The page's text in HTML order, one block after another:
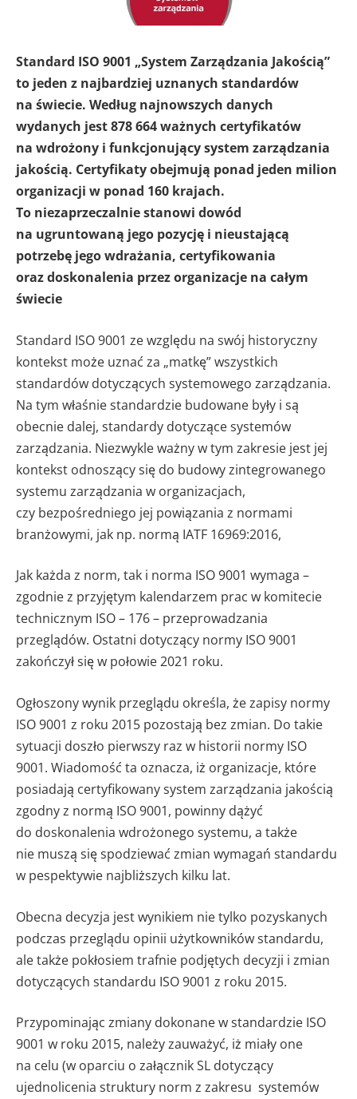
Standard ISO 9001 „System Zarządzania Jakością”
to jeden z najbardziej uznanych standardów
na świecie. Według najnowszych danych
wydanych jest 878 664 ważnych certyfikatów
na wdrożony i funkcjonujący system zarządzania
jakością. Certyfikaty obejmują ponad jeden milion
organizacji w ponad 160 krajach.
To niezaprzeczalnie stanowi dowód
na ugruntowaną jego pozycję i nieustającą
potrzebę jego wdrażania, certyfikowania
oraz doskonalenia przez organizacje na całym
świecie
Standard ISO 9001 ze względu na swój historyczny
kontekst może uznać za „matkę” wszystkich
standardów dotyczących systemowego zarządzania.
Na tym właśnie standardzie budowane były i są
obecnie dalej, standardy dotyczące systemów
zarządzania. Niezwykle ważny w tym zakresie jest jej
kontekst odnoszący się do budowy zintegrowanego
systemu zarządzania w organizacjach,
czy bezpośredniego jej powiązania z normami
branżowymi, jak np. normą IATF 16969:2016,
Jak każda z norm, tak i norma ISO 9001 wymaga –
zgodnie z przyjętym kalendarzem prac w komitecie
technicznym ISO – 176 – przeprowadzania
przeglądów. Ostatni dotyczący normy ISO 9001
zakończył się w połowie 2021 roku.
Ogłoszony wynik przeglądu określa, że zapisy normy
ISO 9001 z roku 2015 pozostają bez zmian. Do takie
sytuacji doszło pierwszy raz w historii normy ISO
9001. Wiadomość ta oznacza, iż organizacje, które
posiadają certyfikowany system zarządzania jakością
zgodny z normą ISO 9001, powinny dążyć
do doskonalenia wdrożonego systemu, a także
nie muszą się spodziewać zmian wymagań standardu
w pespektywie najbliższych kilku lat.
Obecna decyzja jest wynikiem nie tylko pozyskanych
podczas przeglądu opinii użytkowników standardu,
ale także pokłosiem trafnie podjętych decyzji i zmian
dotyczących standardu ISO 9001 z roku 2015.
Przypominając zmiany dokonane w standardzie ISO
9001 w roku 2015, należy zauważyć, iż miały one
na celu (w oparciu o załącznik SL dotyczący
ujednolicenia struktury norm z zakresu systemów